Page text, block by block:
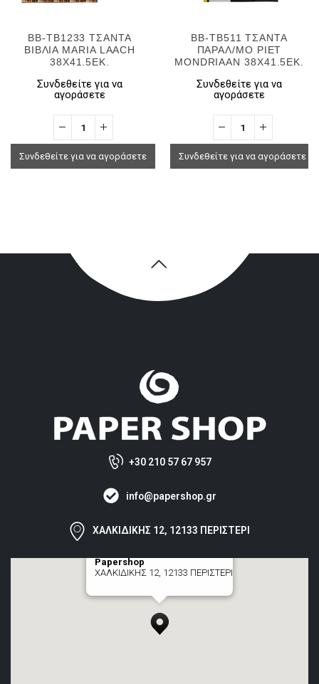
BB-TB1233 ΤΣΑΝΤΑ
ΒΙΒΛΙA MARIA LAACH
38Χ41.5ΕΚ.
Συνδεθείτε για να
αγοράσετε
Συνδεθείτε για να αγοράσετε
BB-TB511 ΤΣΑΝΤΑ
ΠΑΡΑΛ/ΜΟ PIET
MONDRIAAN 38Χ41.5ΕΚ.
Συνδεθείτε για να
αγοράσετε
Συνδεθείτε για να αγοράσετε
+30 210 57 67 957
info@papershop.gr
ΧΑΛΚΙΔΙΚΗΣ 12, 12133 ΠΕΡΙΣΤΕΡΙ
Papershop
ΧΑΛΚΙΔΙΚΗΣ 12, 12133 ΠΕΡΙΣΤΕΡΙ